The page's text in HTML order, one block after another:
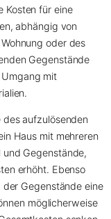
Kosten für eine
abhängig von
oder des
Gegenstände
mit
aufzulösenden
Haus mit mehreren
Gegenstände,
erhöht. Ebenso
Gegenstände eine
möglicherweise